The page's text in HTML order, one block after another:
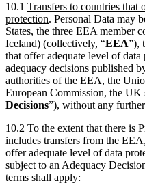
10.1 Transfers to countries that
protection. Personal Data may
States, the three EEA member
Iceland) (collectively, “EEA”),
that offer adequate level of
adequacy decisions published
authorities of the EEA, the
European Commission, the
Decisions”), without any
10.2 To the extent that there is
includes transfers from the
offer adequate level of data
subject to an Adequacy
terms shall apply: